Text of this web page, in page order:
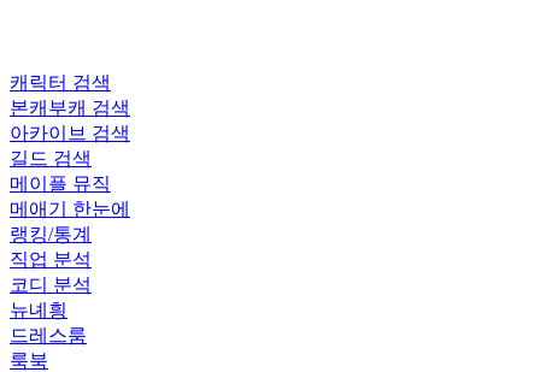
캐릭터 검색
본캐부캐 검색
아카이브 검색
길드 검색
메이플 뮤직
메애기 한눈에
랭킹/통계
직업 분석
코디 분석
뉴녜힁
드레스룸
룩북